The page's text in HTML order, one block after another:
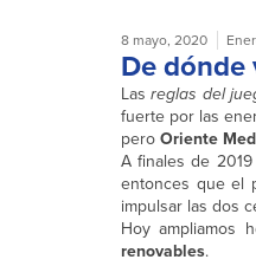
8 mayo, 2020
De
Lasreglas del
fuerte por las
peroOriente
A finales de
entonces que el
impulsar las dos
Hoy ampliamos
renovables.